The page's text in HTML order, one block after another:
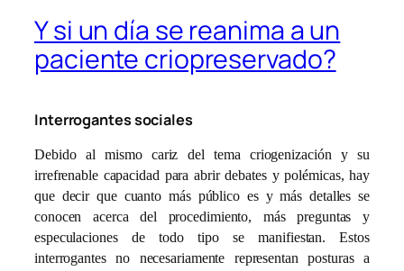
Y si un día se reanima a un
paciente criopreservado?
Interrogantes sociales
Debido al mismo cariz del tema criogenización y su
irrefrenable capacidad para abrir debates y polémicas, hay
que decir que cuanto más público es y más detalles se
conocen acerca del procedimiento, más preguntas y
especulaciones de todo tipo se manifiestan. Estos
interrogantes no necesariamente representan posturas a